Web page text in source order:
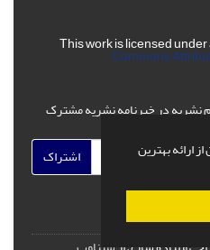
ارائه بهترین
This work is licensed
Commons
نشریه در خبرنامه نشریه مشترک
اشتراک